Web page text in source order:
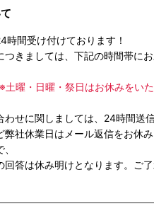
時間受け付けております！
つきましては、下記の時間帯に
曜・日曜・祭日はお休みをい
わせに関しましては、24時間送信
弊社休業日はメール返信をお休
回答は休み明けとなります。ご